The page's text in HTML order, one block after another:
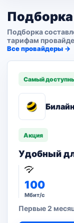
Подборка
тарифам
Все провайдеры →
Самый
Билайн
Акция
Удобный
100
Мбит/с
Первые 2